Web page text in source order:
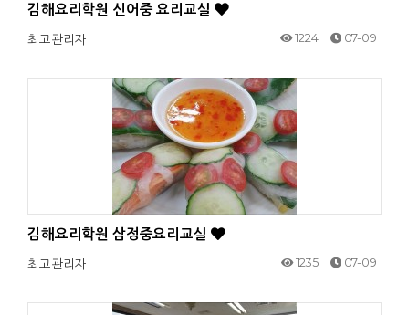
김해요리학원 신어중 요리교실
최고관리자 1224 07-09
김해요리학원 삼정중요리교실
최고관리자 1235 07-09